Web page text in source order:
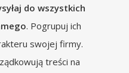
do wszystkich
. Pogrupuj ich
swojej firmy.
treści na